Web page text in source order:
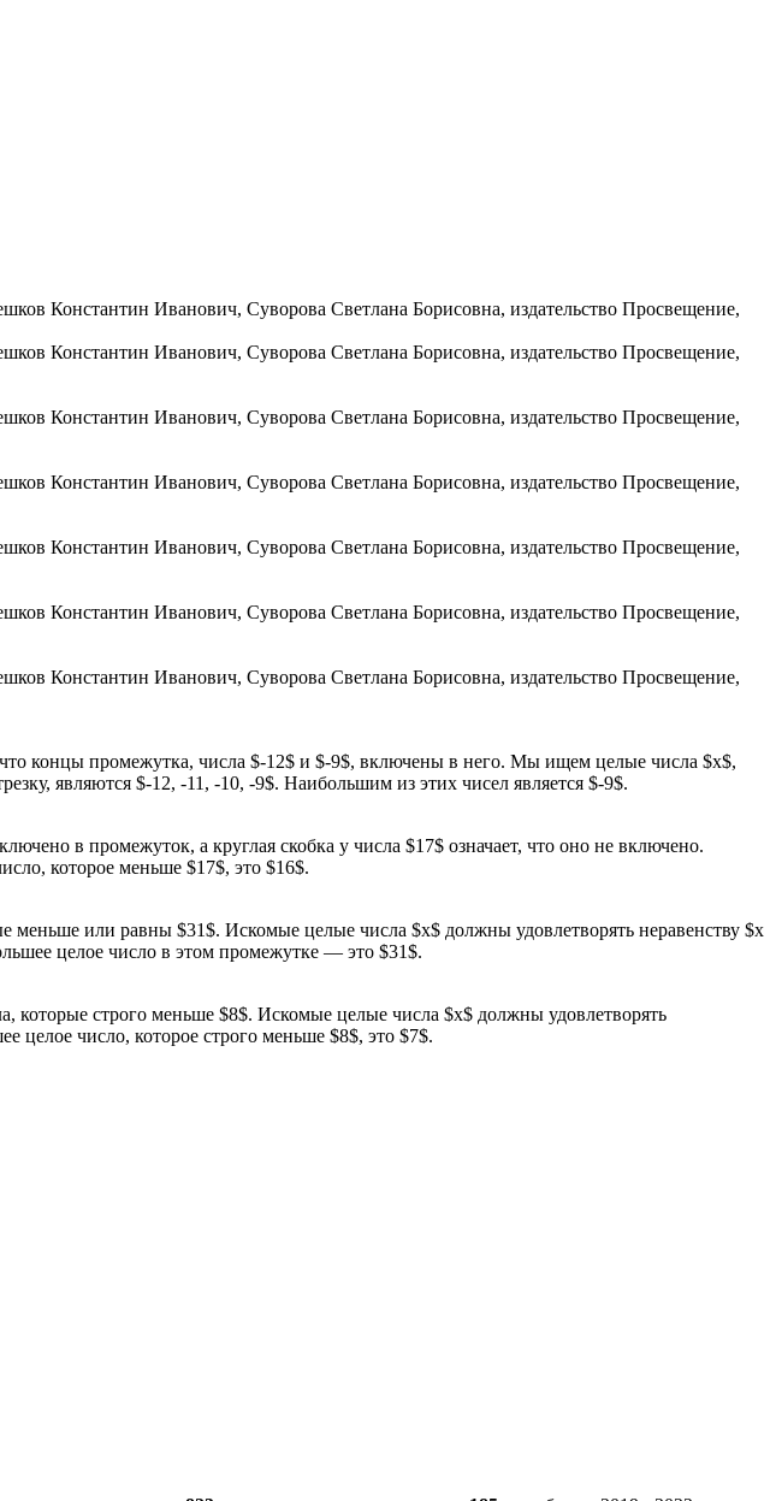
концы промежутка, числа $-12$ и $-9$, включены в него. Мы ищем целые числа $x$,
являются $-12, -11, -10, -9$. Наибольшим из этих чисел является $-9$.
в промежуток, а круглая скобка у числа $17$ означает, что оно не включено.
которое меньше $17$, это $16$.
или равны $31$. Искомые целые числа $x$ должны удовлетворять неравенству $x
целое число в этом промежутке — это $31$.
строго меньше $8$. Искомые целые числа $x$ должны удовлетворять
целое число, которое строго меньше $8$, это $7$.